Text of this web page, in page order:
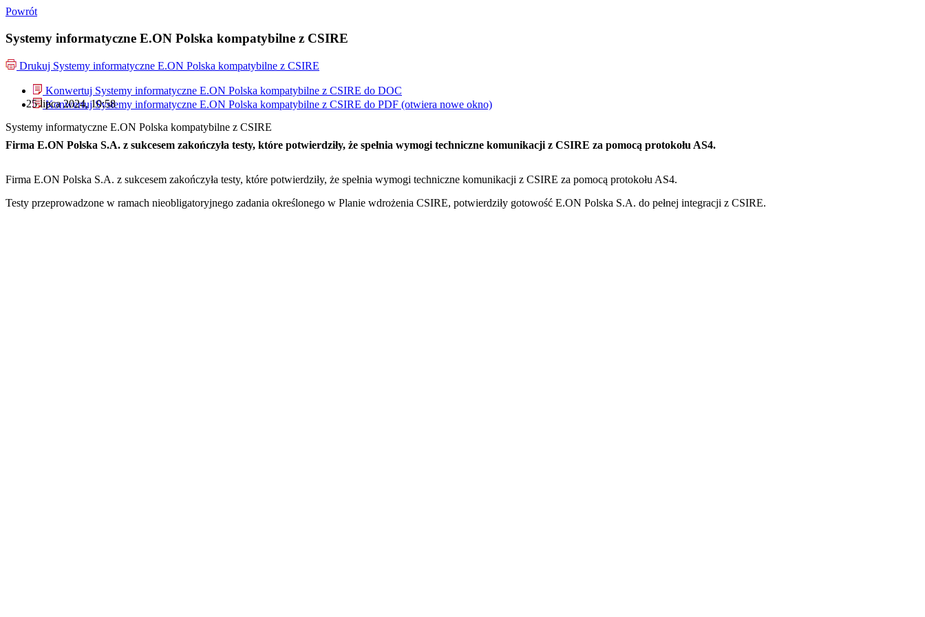
Powrót
Systemy informatyczne E.ON Polska kompatybilne z CSIRE
Drukuj Systemy informatyczne E.ON Polska kompatybilne z CSIRE
Konwertuj Systemy informatyczne E.ON Polska kompatybilne z CSIRE do DOC
Konwertuj Systemy informatyczne E.ON Polska kompatybilne z CSIRE do PDF (otwiera nowe okno)
25 lipca 2024, 10:58
Systemy informatyczne E.ON Polska kompatybilne z CSIRE
Firma E.ON Polska S.A. z sukcesem zakończyła testy, które potwierdziły, że spełnia wymogi techniczne komunikacji z CSIRE za pomocą protokołu AS4.
Firma E.ON Polska S.A. z sukcesem zakończyła testy, które potwierdziły, że spełnia wymogi techniczne komunikacji z CSIRE za pomocą protokołu AS4.
Testy przeprowadzone w ramach nieobligatoryjnego zadania określonego w Planie wdrożenia CSIRE, potwierdziły gotowość E.ON Polska S.A. do pełnej integracji z CSIRE.